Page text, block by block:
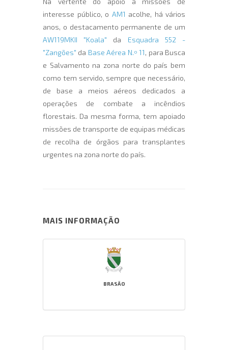
interesse público, o AM1 acolhe, há vários
anos, o destacamento permanente de um
AW119MKII "Koala" da Esquadra 552 -
"Zangões" da Base Aérea N.º 11, para Busca
e Salvamento na zona norte do país bem
como tem servido, sempre que necessário,
de base a meios aéreos dedicados a
operações de combate a incêndios
florestais. Da mesma forma, tem apoiado
missões de transporte de equipas médicas
de recolha de órgãos para transplantes
urgentes na zona norte do país.
MAIS INFORMAÇÃO
BRASÃO